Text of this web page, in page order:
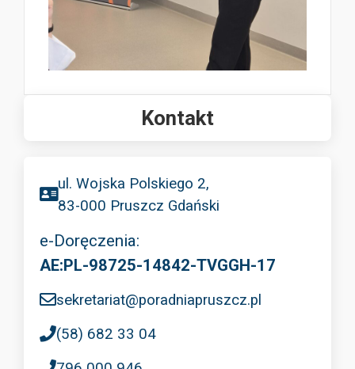
Kontakt
ul. Wojska Polskiego 2,
83-000 Pruszcz Gdański
e-Doręczenia:
AE:PL-98725-14842-TVGGH-17
sekretariat@poradniapruszcz.pl
(58) 682 33 04